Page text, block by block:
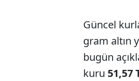
Güncel
gram altın
bugün
kuru 51,57